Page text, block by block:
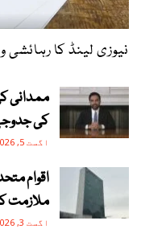
نیوزی لینڈ کا
ممدانی
کی
اگست 5, 2026
اقوام
ملازمت
اگست 3, 2026